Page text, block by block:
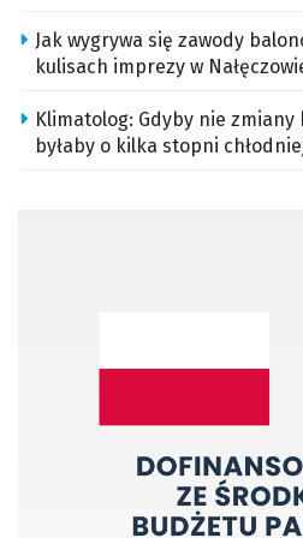
Jak wygrywa się zawody
kulisach imprezy w
Klimatolog: Gdyby nie zmiany
byłaby o kilka stopni